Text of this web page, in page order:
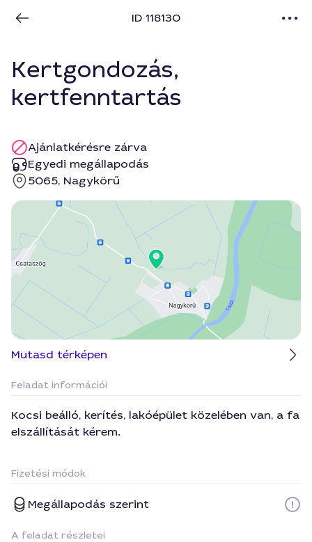
ID 118130
Kertgondozás,
kertfenntartás
Ajánlatkérésre zárva
Egyedi megállapodás
5065, Nagykörű
Mutasd térképen
Feladat információi
Kocsi beálló, kerítés, lakóépület közelében van, a fa
elszállítását kérem.
Fizetési módok
Megállapodás szerint
A feladat részletei